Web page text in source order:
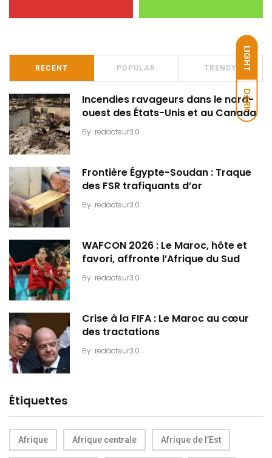
LIGHT
DARK
RECENT POPULAR TRENDY
Incendies ravageurs dans le nord-
ouest des États-Unis et au Canada
By redacteur3.0
Frontière Égypte-Soudan : Traque
des FSR trafiquants d’or
By redacteur3.0
WAFCON 2026 : Le Maroc, hôte et
favori, affronte l’Afrique du Sud
By redacteur3.0
Crise à la FIFA : Le Maroc au cœur
des tractations
By redacteur3.0
Étiquettes
Afrique Afrique centrale Afrique de l’Est